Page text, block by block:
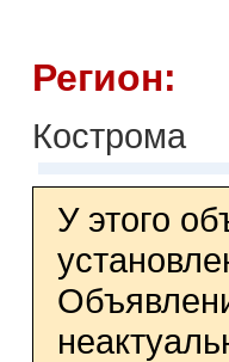
Регион:
Кострома
У этого